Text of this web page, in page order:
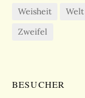
Weisheit
Welt
Zweifel
BESUCHER